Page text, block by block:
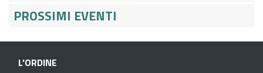
PROSSIMI EVENTI
L'ORDINE